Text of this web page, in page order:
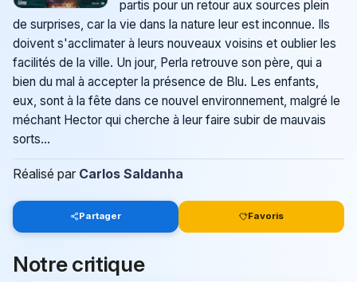
partis pour un retour aux sources plein
de surprises, car la vie dans la nature leur est inconnue. Ils
doivent s'acclimater à leurs nouveaux voisins et oublier les
facilités de la ville. Un jour, Perla retrouve son père, qui a
bien du mal à accepter la présence de Blu. Les enfants,
eux, sont à la fête dans ce nouvel environnement, malgré le
méchant Hector qui cherche à leur faire subir de mauvais
sorts...
Réalisé par Carlos Saldanha
Partager Favoris
Notre critique